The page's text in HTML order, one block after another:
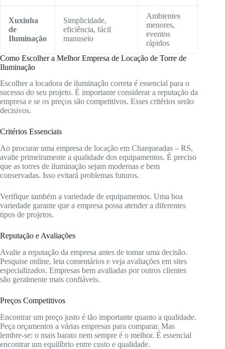
Xuxinha
de
Iluminação
Simplicidade,
eficiência, fácil
manuseio
Ambientes
menores,
eventos
rápidos
Como Escolher a Melhor Empresa de Locação de Torre de
Iluminação
Escolher a locadora de iluminação correta é essencial para o
sucesso do seu projeto. É importante considerar a reputação da
empresa e se os preços são competitivos. Esses critérios serão
decisivos.
Critérios Essenciais
Ao procurar uma empresa de locação em Charqueadas – RS,
avalie primeiramente a qualidade dos equipamentos. É preciso
que as torres de iluminação sejam modernas e bem
conservadas. Isso evitará problemas futuros.
Verifique também a variedade de equipamentos. Uma boa
variedade garante que a empresa possa atender a diferentes
tipos de projetos.
Reputação e Avaliações
Avalie a reputação da empresa antes de tomar uma decisão.
Pesquise online, leia comentários e veja avaliações em sites
especializados. Empresas bem avaliadas por outros clientes
são geralmente mais confiáveis.
Preços Competitivos
Encontrar um preço justo é tão importante quanto a qualidade.
Peça orçamentos a várias empresas para comparar. Mas
lembre-se: o mais barato nem sempre é o melhor. É essencial
encontrar um equilíbrio entre custo e qualidade.